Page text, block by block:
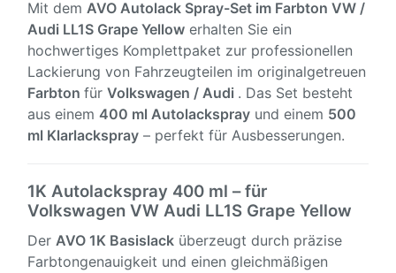
Mit dem AVO Autolack Spray-Set im Farbton VW /
Audi LL1S Grape Yellow erhalten Sie ein
hochwertiges Komplettpaket zur professionellen
Lackierung von Fahrzeugteilen im originalgetreuen
Farbton für Volkswagen / Audi . Das Set besteht
aus einem 400 ml Autolackspray und einem 500
ml Klarlackspray – perfekt für Ausbesserungen.
1K Autolackspray 400 ml – für
Volkswagen VW Audi LL1S Grape Yellow
Der AVO 1K Basislack überzeugt durch präzise
Farbtongenauigkeit und einen gleichmäßigen